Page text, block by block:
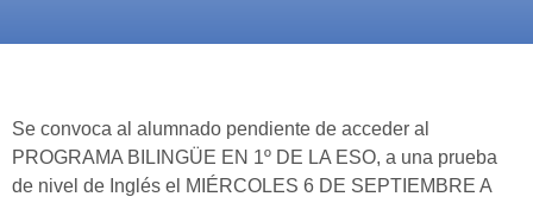
Se convoca al alumnado pendiente de acceder al
PROGRAMA BILINGÜE EN 1º DE LA ESO, a una prueba
de nivel de Inglés el MIÉRCOLES 6 DE SEPTIEMBRE A